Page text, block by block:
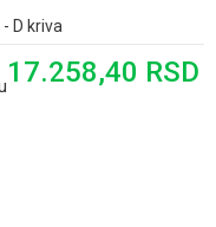
D kriva
17.258,40 RSD